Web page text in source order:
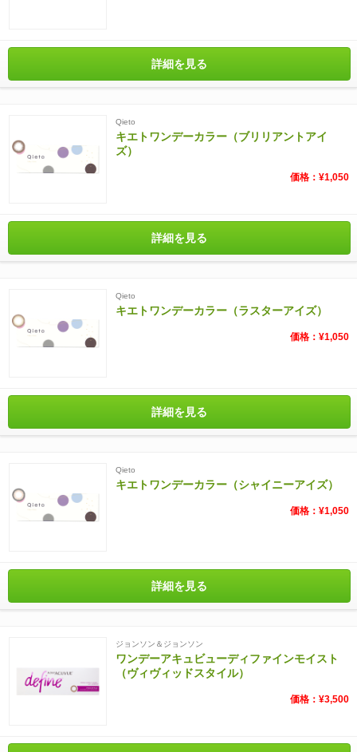
詳細を見る
Qieto
キエトワンデーカラー（ブリリアントアイ
ズ）
価格：¥1,050
詳細を見る
Qieto
キエトワンデーカラー（ラスターアイズ）
価格：¥1,050
詳細を見る
Qieto
キエトワンデーカラー（シャイニーアイズ）
価格：¥1,050
詳細を見る
ジョンソン＆ジョンソン
ワンデーアキュビューディファインモイスト
（ヴィヴィッドスタイル）
価格：¥3,500